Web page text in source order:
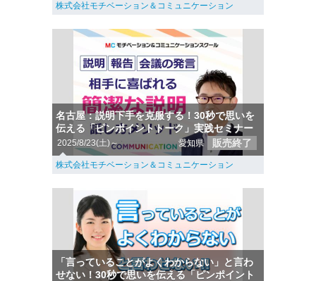
株式会社モチベーション＆コミュニケーション
名古屋：説明下手を克服する！30秒で思いを
伝える「ピンポイントトーク」実践セミナー
2025/8/23(土)～ 愛知県 販売終了
株式会社モチベーション＆コミュニケーション
「言っていることがよくわからない」と言わ
せない！30秒で思いを伝える「ピンポイント